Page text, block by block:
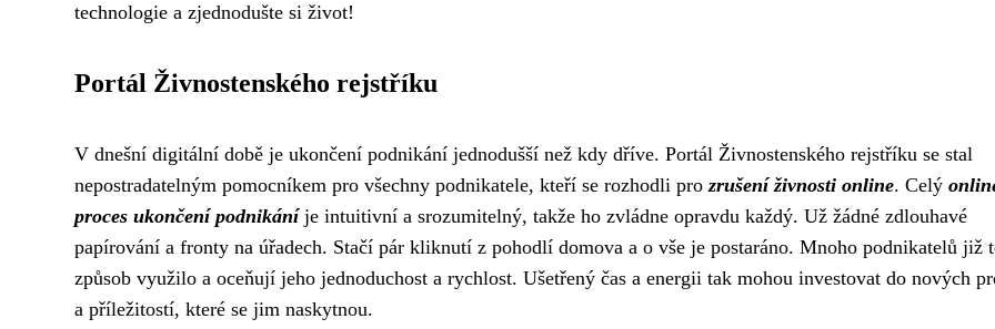
technologie a zjednodušte si život!
Portál Živnostenského rejstříku
V dnešní digitální době je ukončení podnikání jednodušší než kdy dříve. Portál Živnostenského rejstříku se stal
nepostradatelným pomocníkem pro všechny podnikatele, kteří se rozhodli prozrušení živnosti online. Celý
proces ukončení podnikáníje intuitivní a srozumitelný, takže ho zvládne opravdu každý. Už žádné zdlouhavé
papírování a fronty na úřadech. Stačí pár kliknutí z pohodlí domova a o vše je postaráno. Mnoho podnikatelů již
způsob využilo a oceňují jeho jednoduchost a rychlost. Ušetřený čas a energii tak mohou investovat do nových
a příležitostí, které se jim naskytnou.